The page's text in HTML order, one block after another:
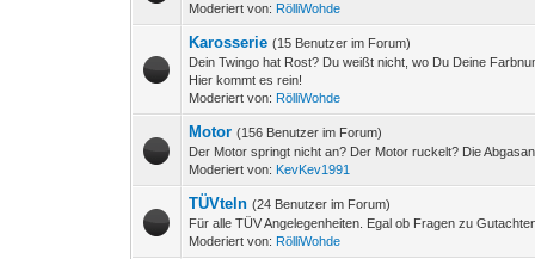
Moderiert von: RölliWohde
Karosserie (15 Benutzer im Forum)
Dein Twingo hat Rost? Du weißt nicht, wo Du Deine
Hier kommt es rein!
Moderiert von: RölliWohde
Motor (156 Benutzer im Forum)
Der Motor springt nicht an? Der Motor ruckelt? Die
Moderiert von: KevKev1991
TÜVteln (24 Benutzer im Forum)
Für alle TÜV Angelegenheiten. Egal ob Fragen zu
Moderiert von: RölliWohde